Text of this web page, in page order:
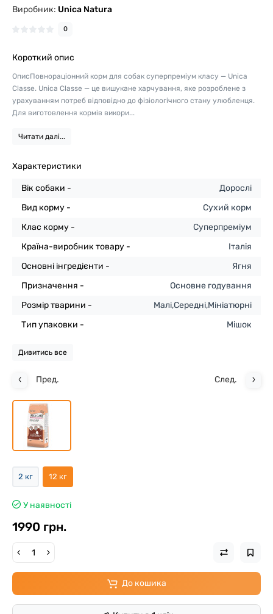
Виробник: Unica Natura
0
Короткий опис
ОписПовнораціонний корм для собак суперпреміум класу — Unica
Classe. Unica Classe — це вишукане харчування, яке розроблене з
урахуванням потреб відповідно до фізіологічного стану улюбленця.
Для виготовлення кормів викори...
Читати далі...
Характеристики
Вік собаки -
Дорослі
Вид корму -
Сухий корм
Клас корму -
Суперпреміум
Країна-виробник товару -
Італія
Основні інгредієнти -
Ягня
Призначення -
Основне годування
Розмір тварини -
Малі,Середні,Мініатюрні
Тип упаковки -
Мішок
Дивитись все
Пред. След.
2 кг 12 кг
У наявності
1990 грн.
До кошика